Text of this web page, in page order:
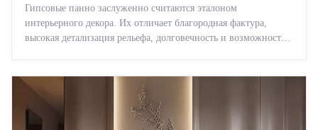
Гипсовые панно заслуженно считаются эталоном
интерьерного декора. Их отличает благородная фактура,
высокая детализация рельефа, долговечность и возможность